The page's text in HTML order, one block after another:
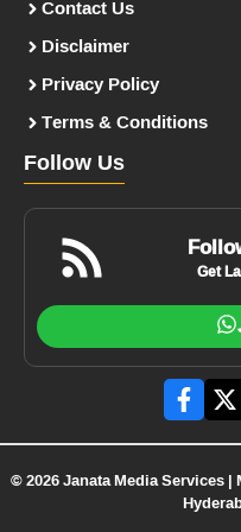
Contact Us
Disclaimer
Privacy Policy
Terms & Conditions
Follow Us
Get
© 2026 Janata Media Services |